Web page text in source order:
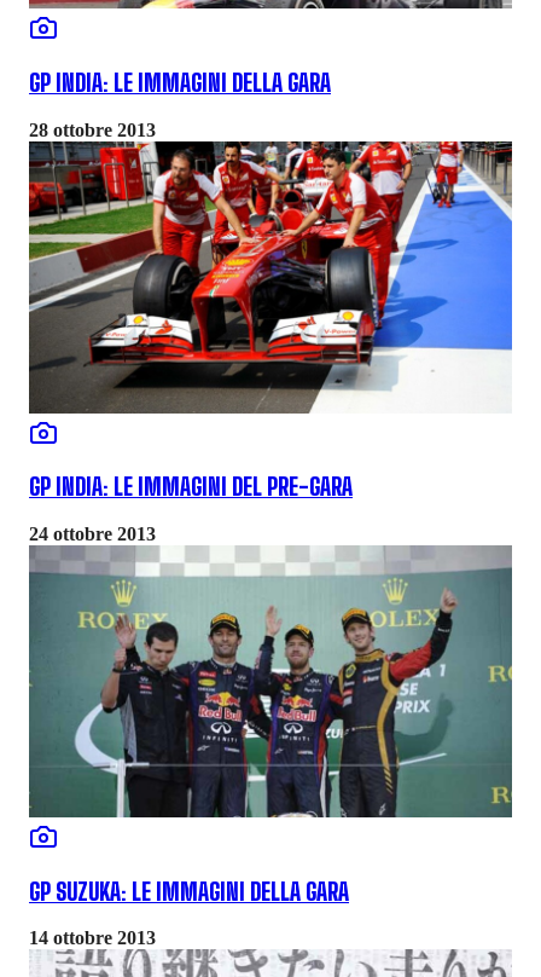
GP INDIA: LE IMMAGINI DELLA GARA
28 ottobre 2013
GP INDIA: LE IMMAGINI DEL PRE-GARA
24 ottobre 2013
GP SUZUKA: LE IMMAGINI DELLA GARA
14 ottobre 2013